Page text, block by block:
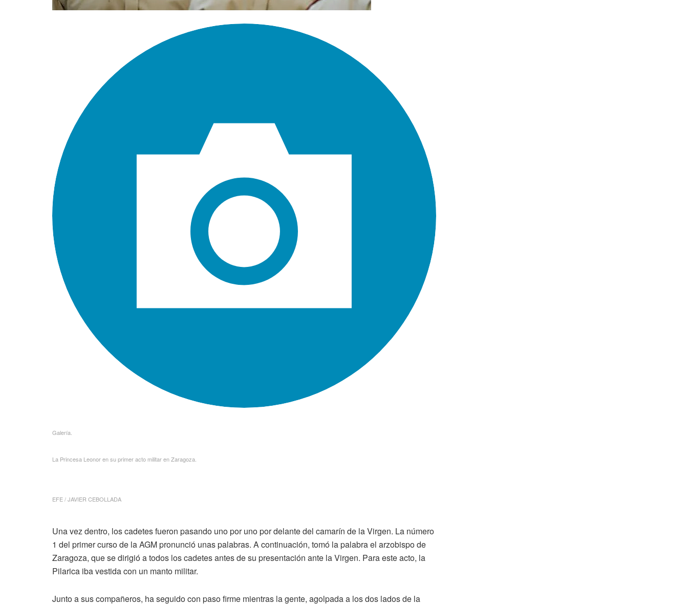
Galería.
La Princesa Leonor en su primer acto militar en Zaragoza.
EFE / JAVIER CEBOLLADA
Una vez dentro, los cadetes fueron pasando uno por uno por delante del camarín de la Virgen. La número
1 del primer curso de la AGM pronunció unas palabras. A continuación, tomó la palabra el arzobispo de
Zaragoza, que se dirigió a todos los cadetes antes de su presentación ante la Virgen. Para este acto, la
Pilarica iba vestida con un manto militar.
Junto a sus compañeros, ha seguido con paso firme mientras la gente, agolpada a los dos lados de la